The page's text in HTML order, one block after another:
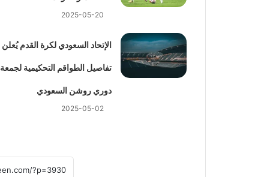
2025-05-20
الإتحاد السعودي لكرة القدم يُعلن
تفاصيل الطواقم التحكيمية لجمعة
دوري روشن السعودي
2025-05-02